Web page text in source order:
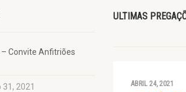
Convite Anfitriões
2021
ULTIMAS
ABRIL 24, 2021